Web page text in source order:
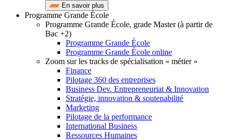
En savoir plus
Programme Grande École
Programme Grande École, grade Master (à partir de
Bac +2)
Programme Grande École
Programme Grande École online
Zoom sur les tracks de spécialisation « métier »
Finance
Pilotage 360 des entreprises
Business Dev. Entrepreneuriat & Innovation
Stratégie, innovation & soutenabilité
Marketing
Pilotage de la performance
International Business
Ressources Humaines